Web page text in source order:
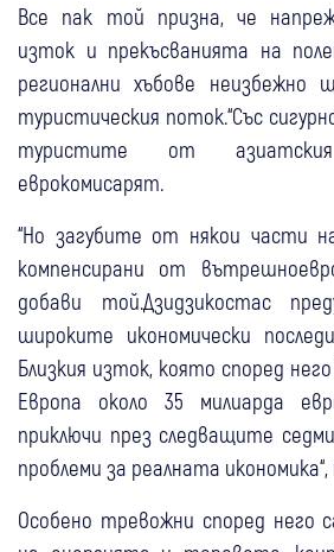
Все пак той призна, че
изток и прекъсванията на
регионални хъбове
туристическия поток.“Със
туристите от
еврокомисарят.
“Но загубите от някои части
компенсирани от
добави той.Дзидзикостас
широките икономически
Близкия изток, която според
Европа около 35 милиарда
приключи през следващите
проблеми за реалната
Особено тревожни според него